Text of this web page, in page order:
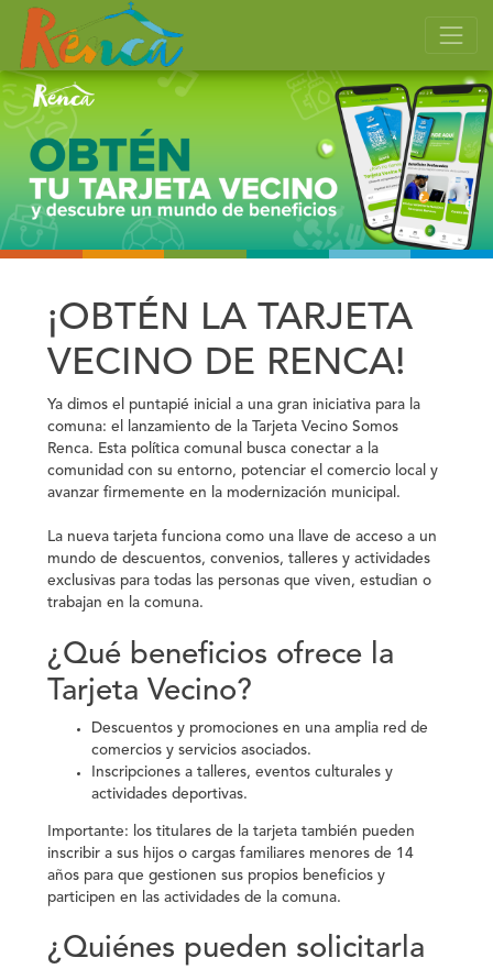
¡OBTÉN LA TARJETA
VECINO DE RENCA!
Ya dimos el puntapié inicial a una gran iniciativa para la
comuna: el lanzamiento de la Tarjeta Vecino Somos
Renca. Esta política comunal busca conectar a la
comunidad con su entorno, potenciar el comercio local y
avanzar firmemente en la modernización municipal.
La nueva tarjeta funciona como una llave de acceso a un
mundo de descuentos, convenios, talleres y actividades
exclusivas para todas las personas que viven, estudian o
trabajan en la comuna.
¿Qué beneficios ofrece la
Tarjeta Vecino?
Descuentos y promociones en una amplia red de
comercios y servicios asociados.
Inscripciones a talleres, eventos culturales y
actividades deportivas.
Importante: los titulares de la tarjeta también pueden
inscribir a sus hijos o cargas familiares menores de 14
años para que gestionen sus propios beneficios y
participen en las actividades de la comuna.
¿Quiénes pueden solicitarla